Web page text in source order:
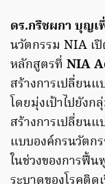
ดร.กริชผกา บุญเ
นวัตกรรม NIA เ
หลักสูตรที่ NIA
สร้างการเปลี่ยนแ
โดยมุ่งเป้าไปยัง
สร้างการเปลี่ยน
แบบองค์กรนวัตก
ในช่วงของการฟื้